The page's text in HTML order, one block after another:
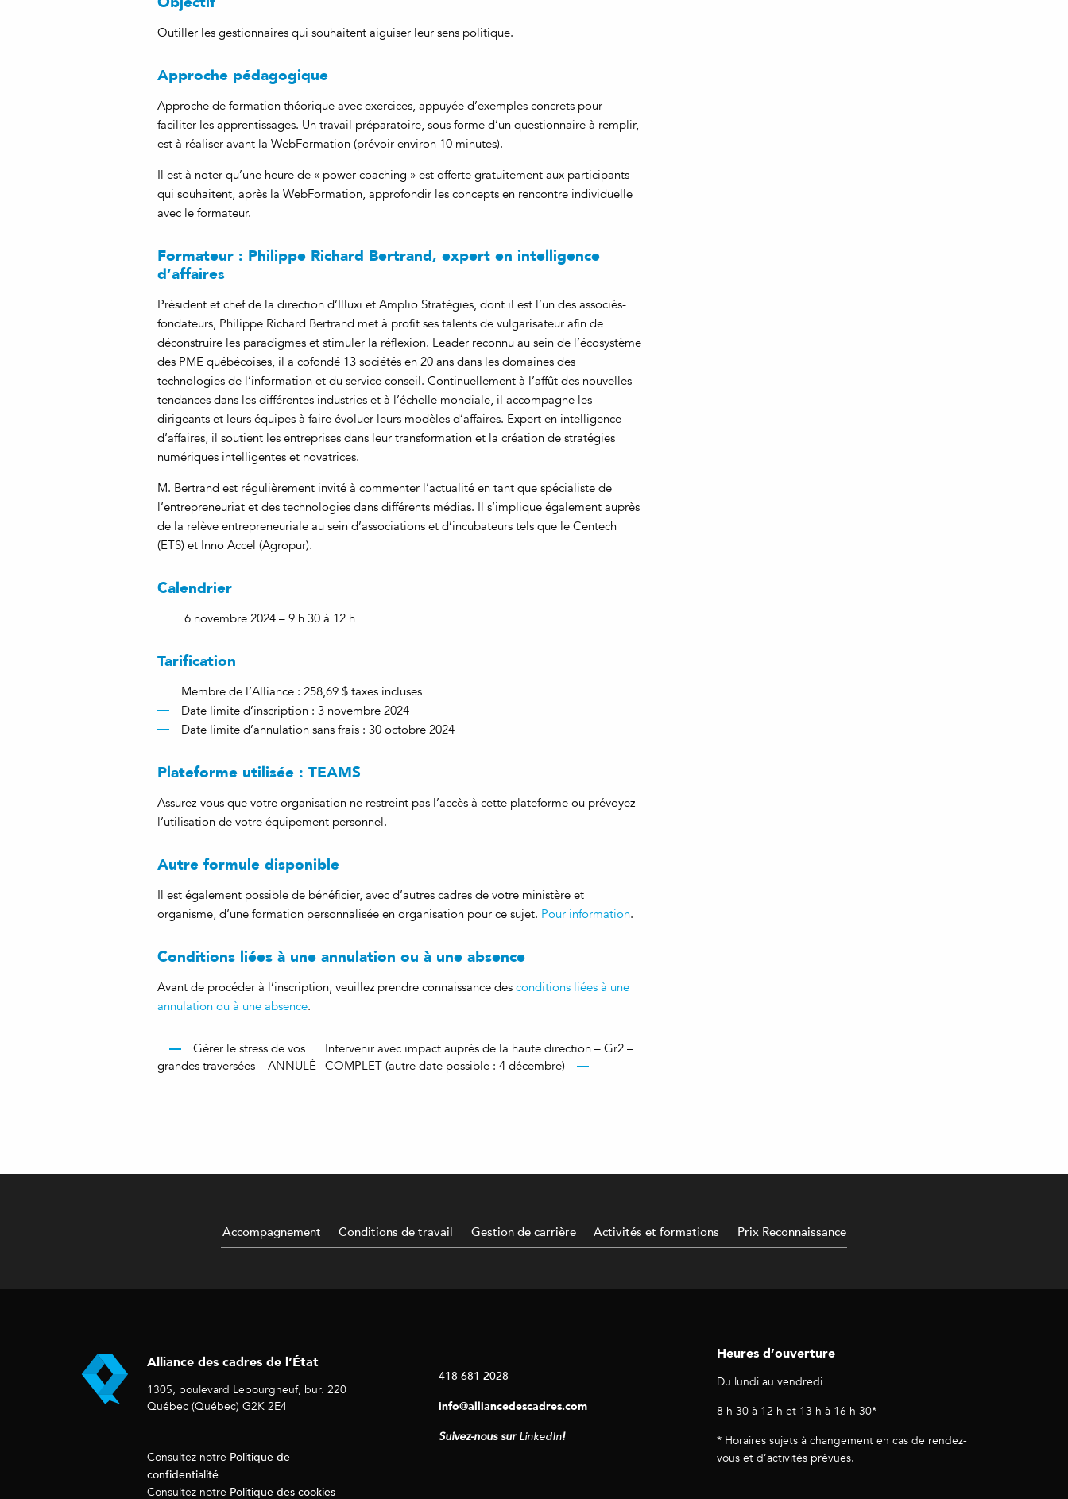
Outiller les gestionnaires qui souhaitent aiguiser leur sens politique.
Approche pédagogique
Approche de formation théorique avec exercices, appuyée d’exemples concrets pour
faciliter les apprentissages. Un travail préparatoire, sous forme d’un questionnaire à remplir,
est à réaliser avant la WebFormation (prévoir environ 10 minutes).
Il est à noter qu’une heure de « power coaching » est offerte gratuitement aux participants
qui souhaitent, après la WebFormation, approfondir les concepts en rencontre individuelle
avec le formateur.
Formateur : Philippe Richard Bertrand, expert en intelligence
d’affaires
Président et chef de la direction d’Illuxi et Amplio Stratégies, dont il est l’un des associés-
fondateurs, Philippe Richard Bertrand met à profit ses talents de vulgarisateur afin de
déconstruire les paradigmes et stimuler la réflexion. Leader reconnu au sein de l’écosystème
des PME québécoises, il a cofondé 13 sociétés en 20 ans dans les domaines des
technologies de l’information et du service conseil. Continuellement à l’affût des nouvelles
tendances dans les différentes industries et à l’échelle mondiale, il accompagne les
dirigeants et leurs équipes à faire évoluer leurs modèles d’affaires. Expert en intelligence
d’affaires, il soutient les entreprises dans leur transformation et la création de stratégies
numériques intelligentes et novatrices.
M. Bertrand est régulièrement invité à commenter l’actualité en tant que spécialiste de
l’entrepreneuriat et des technologies dans différents médias. Il s’implique également auprès
de la relève entrepreneuriale au sein d’associations et d’incubateurs tels que le Centech
(ETS) et Inno Accel (Agropur).
Calendrier
6 novembre 2024 – 9 h 30 à 12 h
Tarification
Membre de l’Alliance : 258,69 $ taxes incluses
Date limite d’inscription : 3 novembre 2024
Date limite d’annulation sans frais : 30 octobre 2024
Plateforme utilisée : TEAMS
Assurez-vous que votre organisation ne restreint pas l’accès à cette plateforme ou prévoyez
l’utilisation de votre équipement personnel.
Autre formule disponible
Il est également possible de bénéficier, avec d’autres cadres de votre ministère et
organisme, d’une formation personnalisée en organisation pour ce sujet. Pour information.
Conditions liées à une annulation ou à une absence
Avant de procéder à l’inscription, veuillez prendre connaissance des conditions liées à une
annulation ou à une absence.
Gérer le stress de vos
grandes traversées – ANNULÉ
Intervenir avec impact auprès de la haute direction – Gr2 –
COMPLET (autre date possible : 4 décembre)
Accompagnement Conditions de travail Gestion de carrière Activités et formations Prix Reconnaissance
Alliance des cadres de l’État
1305, boulevard Lebourgneuf, bur. 220
Québec (Québec) G2K 2E4
Consultez notre Politique de
confidentialité
Consultez notre Politique des cookies
418 681-2028
info@alliancedescadres.com
Suivez-nous surLinkedIn!
Heures d’ouverture
Du lundi au vendredi
8 h 30 à 12 h et 13 h à 16 h 30*
* Horaires sujets à changement en cas de rendez-
vous et d’activités prévues.